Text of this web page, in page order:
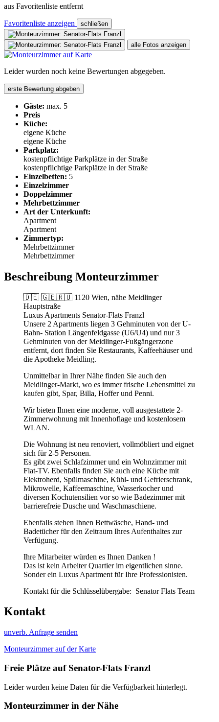
aus Favoritenliste entfernt
Favoritenliste anzeigen schließen
alle Fotos anzeigen
Leider wurden noch keine Bewertungen abgegeben.
erste Bewertung abgeben
Gäste: max. 5
Preis
Küche:
eigene Küche
eigene Küche
Parkplatz:
kostenpflichtige Parkplätze in der Straße
kostenpflichtige Parkplätze in der Straße
Einzelbetten: 5
Einzelzimmer
Doppelzimmer
Mehrbettzimmer
Art der Unterkunft:
Apartment
Apartment
Zimmertyp:
Mehrbettzimmer
Mehrbettzimmer
Beschreibung Monteurzimmer
🇩🇪 🇬🇧🇷🇺 1120 Wien, nähe Meidlinger
Hauptstraße
Luxus Apartments Senator-Flats Franzl
Unsere 2 Apartments liegen 3 Gehminuten von der U-
Bahn- Station Längenfeldgasse (U6/U4) und nur 3
Gehminuten von der Meidlinger-Fußgängerzone
entfernt, dort finden Sie Restaurants, Kaffeehäuser und
die Apotheke Meidling.
Unmittelbar in Ihrer Nähe finden Sie auch den
Meidlinger-Markt, wo es immer frische Lebensmittel zu
kaufen gibt, Spar, Billa, Hoffer und Penni.
Wir bieten Ihnen eine moderne, voll ausgestattete 2-
Zimmerwohnung mit Innenhoflage und kostenlosem
WLAN.
Die Wohnung ist neu renoviert, vollmöbliert und eignet
sich für 2-5 Personen.
Es gibt zwei Schlafzimmer und ein Wohnzimmer mit
Flat-TV. Ebenfalls finden Sie auch eine Küche mit
Elektroherd, Spülmaschine, Kühl- und Gefrierschrank,
Mikrowelle, Kaffeemaschine, Wasserkocher und
diversen Kochutensilien vor so wie Badezimmer mit
barrierefreie Dusche und Waschmaschiene.
Ebenfalls stehen Ihnen Bettwäsche, Hand- und
Badetücher für den Zeitraum Ihres Aufenthaltes zur
Verfügung.
Ihre Mitarbeiter würden es Ihnen Danken !
Das ist kein Arbeiter Quartier im eigentlichen sinne.
Sonder ein Luxus Apartment für Ihre Professionisten.
Kontakt für die Schlüsselübergabe: Senator Flats Team
Kontakt
unverb. Anfrage senden
Monteurzimmer auf der Karte
Freie Plätze auf Senator-Flats Franzl
Leider wurden keine Daten für die Verfügbarkeit hinterlegt.
Monteurzimmer in der Nähe